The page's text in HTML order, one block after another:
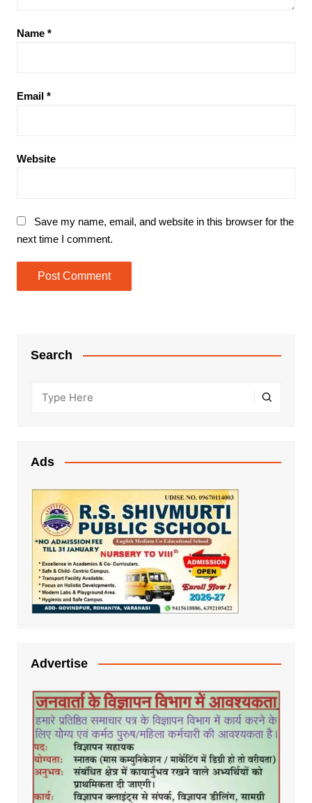
Name *
Email *
Website
Save my name, email, and website in this browser for the
next time I comment.
Search
Ads
Advertise